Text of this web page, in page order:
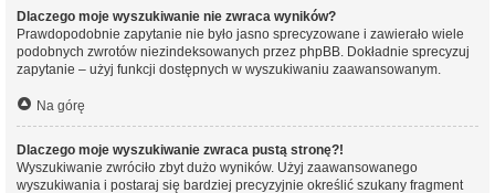
Dlaczego moje wyszukiwanie nie zwraca wyników?
Prawdopodobnie zapytanie nie było jasno sprecyzowane i zawierało wiele
podobnych zwrotów niezindeksowanych przez phpBB. Dokładnie sprecyzuj
zapytanie – użyj funkcji dostępnych w wyszukiwaniu zaawansowanym.
Na górę
Dlaczego moje wyszukiwanie zwraca pustą stronę?!
Wyszukiwanie zwróciło zbyt dużo wyników. Użyj zaawansowanego
wyszukiwania i postaraj się bardziej precyzyjnie określić szukany fragment